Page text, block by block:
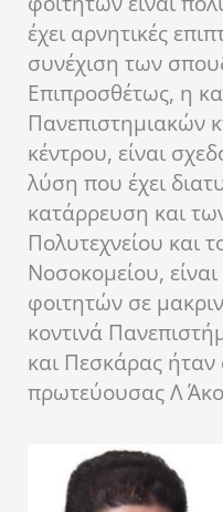
έχει αρνητικές
συνέχιση των
Επιπροσθέτως, η
Πανεπιστημιακών
κέντρου, είναι
λύση που έχει
κατάρρευση και
Πολυτεχνείου και
Νοσοκομείου,
φοιτητών σε
κοντινά
και Πεσκάρας
πρωτεύουσας Λ